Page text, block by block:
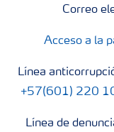
Correo
Acceso a la
Línea
+57(601) 220
Línea de